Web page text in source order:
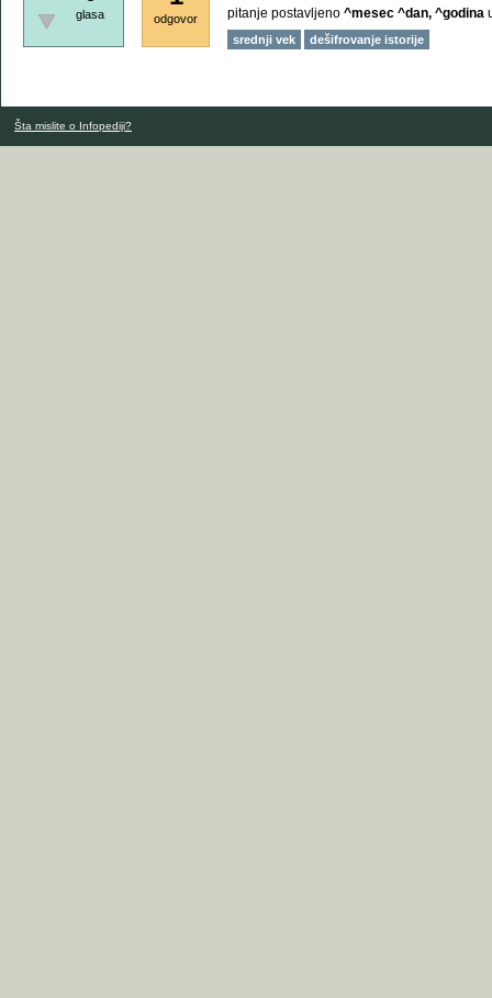
glasa odgovor pitanje postavljeno ^mesec ^dan, ^godina
srednji vek dešifrovanje istorije
Šta mislite o Infopediji?